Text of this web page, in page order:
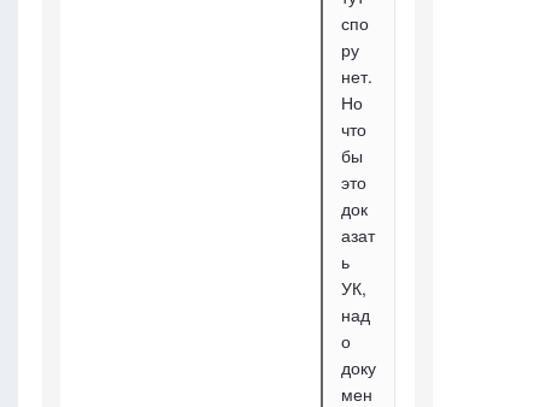
спо
ру
нет.
Но
что
бы
это
док
азат
ь
УК,
над
о
доку
мен